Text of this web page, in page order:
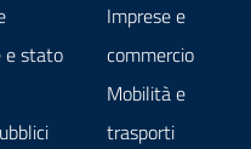
e stato
Imprese e
commercio
Mobilità e
trasporti